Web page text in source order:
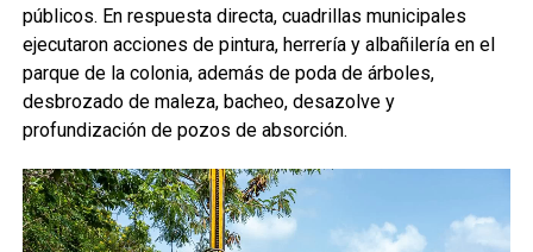
públicos. En respuesta directa, cuadrillas municipales
ejecutaron acciones de pintura, herrería y albañilería en el
parque de la colonia, además de poda de árboles,
desbrozado de maleza, bacheo, desazolve y
profundización de pozos de absorción.